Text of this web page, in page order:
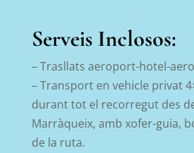
Serveis Inclosos:
– Trasllats aeroport-hotel-
– Transport en vehicle privat
durant tot el recorregut des
Marràqueix, amb xofer-guia,
de la ruta.